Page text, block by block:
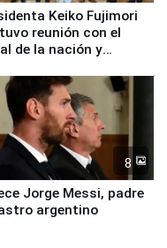
Keiko Fujimori
reunión con el
de la nación y
8
Jorge Messi, padre
argentino